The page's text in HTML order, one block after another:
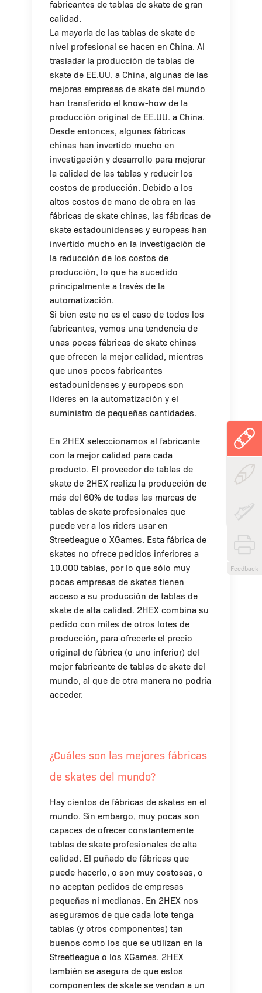
Feedback
fabricantes de tablas de skate de gran
calidad.
La mayoría de las tablas de skate de
nivel profesional se hacen en China. Al
trasladar la producción de tablas de
skate de EE.UU. a China, algunas de las
mejores empresas de skate del mundo
han transferido el know-how de la
producción original de EE.UU. a China.
Desde entonces, algunas fábricas
chinas han invertido mucho en
investigación y desarrollo para mejorar
la calidad de las tablas y reducir los
costos de producción. Debido a los
altos costos de mano de obra en las
fábricas de skate chinas, las fábricas de
skate estadounidenses y europeas han
invertido mucho en la investigación de
la reducción de los costos de
producción, lo que ha sucedido
principalmente a través de la
automatización.
Si bien este no es el caso de todos los
fabricantes, vemos una tendencia de
unas pocas fábricas de skate chinas
que ofrecen la mejor calidad, mientras
que unos pocos fabricantes
estadounidenses y europeos son
líderes en la automatización y el
suministro de pequeñas cantidades.
En 2HEX seleccionamos al fabricante
con la mejor calidad para cada
producto. El proveedor de tablas de
skate de 2HEX realiza la producción de
más del 60% de todas las marcas de
tablas de skate profesionales que
puede ver a los riders usar en
Streetleague o XGames. Esta fábrica de
skates no ofrece pedidos inferiores a
10.000 tablas, por lo que sólo muy
pocas empresas de skates tienen
acceso a su producción de tablas de
skate de alta calidad. 2HEX combina su
pedido con miles de otros lotes de
producción, para ofrecerle el precio
original de fábrica (o uno inferior) del
mejor fabricante de tablas de skate del
mundo, al que de otra manera no podría
acceder.
¿Cuáles son las mejores fábricas
de skates del mundo?
Hay cientos de fábricas de skates en el
mundo. Sin embargo, muy pocas son
capaces de ofrecer constantemente
tablas de skate profesionales de alta
calidad. El puñado de fábricas que
puede hacerlo, o son muy costosas, o
no aceptan pedidos de empresas
pequeñas ni medianas. En 2HEX nos
aseguramos de que cada lote tenga
tablas (y otros componentes) tan
buenos como los que se utilizan en la
Streetleague o los XGames. 2HEX
también se asegura de que estos
componentes de skate se vendan a un